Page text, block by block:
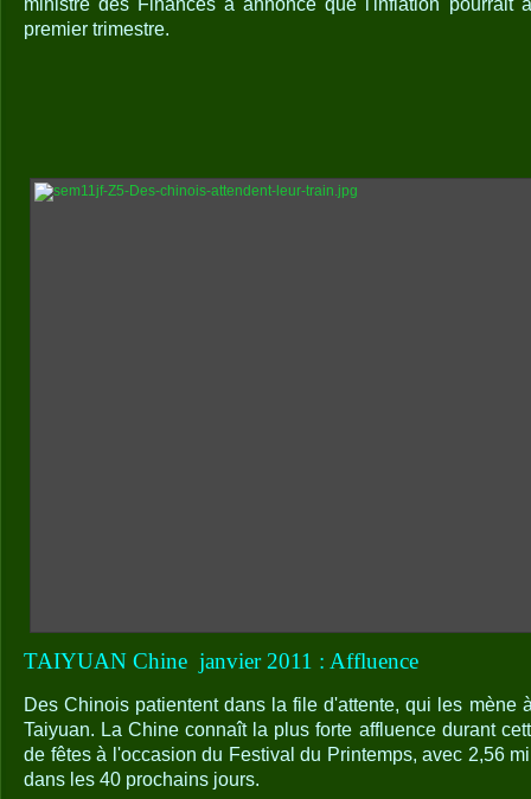
premier trimestre.
TAIYUAN Chine janvier 2011 : Affluence
Des Chinois patientent dans la file d'attente, qui les mène
Taiyuan. La Chine connaît la plus forte affluence durant
de fêtes à l'occasion du Festival du Printemps, avec 2,56
dans les 40 prochains jours.